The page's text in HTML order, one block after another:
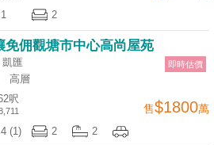
1 2
即時估價
免佣觀塘市中心高尚屋苑
匯
高層
呎
售$1800萬
4 (1) 2 2